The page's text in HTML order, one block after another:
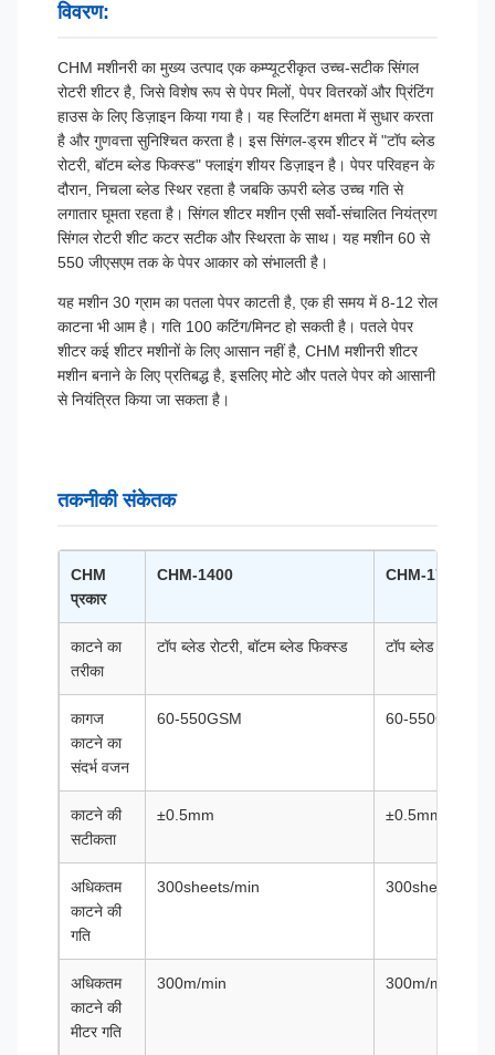
विवरण:
CHM मशीनरी का मुख्य उत्पाद एक कम्प्यूटरीकृत उच्च-सटीक सिंगल
रोटरी शीटर है, जिसे विशेष रूप से पेपर मिलों, पेपर वितरकों और प्रिंटिंग
हाउस के लिए डिज़ाइन किया गया है। यह स्लिटिंग क्षमता में सुधार करता
है और गुणवत्ता सुनिश्चित करता है। इस सिंगल-ड्रम शीटर में "टॉप ब्लेड
रोटरी, बॉटम ब्लेड फिक्स्ड" फ्लाइंग शीयर डिज़ाइन है। पेपर परिवहन के
दौरान, निचला ब्लेड स्थिर रहता है जबकि ऊपरी ब्लेड उच्च गति से
लगातार घूमता रहता है। सिंगल शीटर मशीन एसी सर्वो-संचालित नियंत्रण
सिंगल रोटरी शीट कटर सटीक और स्थिरता के साथ। यह मशीन 60 से
550 जीएसएम तक के पेपर आकार को संभालती है।
यह मशीन 30 ग्राम का पतला पेपर काटती है, एक ही समय में 8-12 रोल
काटना भी आम है। गति 100 कटिंग/मिनट हो सकती है। पतले पेपर
शीटर कई शीटर मशीनों के लिए आसान नहीं है, CHM मशीनरी शीटर
मशीन बनाने के लिए प्रतिबद्ध है, इसलिए मोटे और पतले पेपर को आसानी
से नियंत्रित किया जा सकता है।
तकनीकी संकेतक
CHM
प्रकार
CHM-1400 CHM-1700
काटने का
तरीका
टॉप ब्लेड रोटरी, बॉटम ब्लेड फिक्स्ड टॉप ब्लेड रोटरी,
कागज
काटने का
संदर्भ वजन
60-550GSM 60-550GSM
काटने की
सटीकता
±0.5mm ±0.5mm
अधिकतम
काटने की
गति
300sheets/min 300sheets/min
अधिकतम
काटने की
मीटर गति
300m/min 300m/min